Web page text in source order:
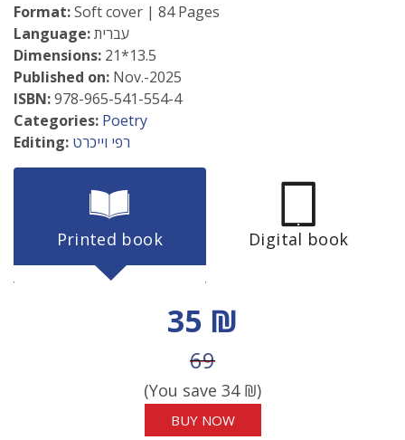
Format:Soft cover | 84 Pages
Language:עברית
Dimensions: 21*13.5
Published on: Nov.-2025
ISBN:978-965-541-554-4
Categories: Poetry
Editing: רפי וייכרט
Printed book Digital book
Discount price
35 ₪
Price before discount
69
(You save 34₪)
BUY NOW